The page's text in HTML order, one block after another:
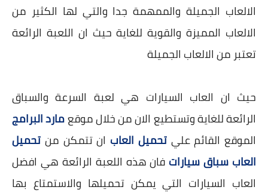
الالعاب الجميلة والممهمة جدا والتي لها الكثير من
الالعاب المميزة والقوية للغاية حيث ان اللعبة الرائعة
تعتبر من الالعاب الجميلة
حيث ان العاب السيارات هي لعبة السرعة والسباق
الرائعة للغاية وتستطيع الان من خلال موقعمارد البرامج
الموقع القائم عليتحميل العاب ان تتمكن من تحميل
العاب سباق سيارات فان هذه اللعبة الرائعة هي افضل
العاب السيارات التي يمكن تحميلها والاستمتاع بها